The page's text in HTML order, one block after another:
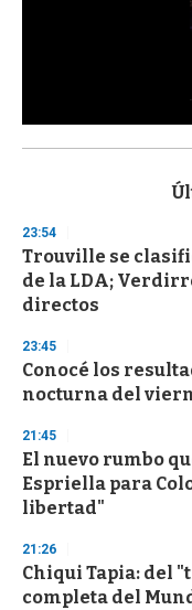
s
d
s
o
f
3
s
e
c
o
d
s
23:54
Trouville se
de la LDA;
directos
23:45
Conocé los
nocturna del
21:45
El nuevo rumbo
Espriella para
libertad"
21:26
Chiqui Tapia: del
completa del